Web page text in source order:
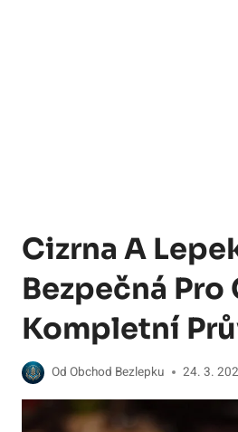
Cizrna A
Bezpečná Pro
Kompletní
Od Obchod Bezlepku 24. 3.